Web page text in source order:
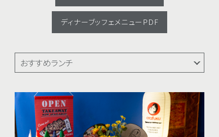
ディナーブッフェメニューPDF